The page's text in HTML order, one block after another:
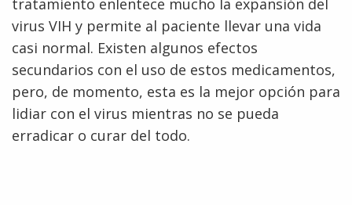
INTRODUCTION TO GENOMICS
EDUCATIONAL RESOURCES
POLICY ISSUES IN GENOMICS
THE HUMAN GENOME PROJECT
FUNDED PROGRAMS & PROJECTS
DIVISION AND PROGRAM DIRECTORS
SCIENTIFIC PROGRAM ANALYSTS
CONTACTS BY RESEARCH AREA
RESEARCH INVESTIGATORS
STAFF CLINICIANS
RESEARCH PROJECTS
INACCESSIBLE
GENOMICS & MEDICINE
FAMILY HEALTH HISTORY
FOR PATIENTS & FAMILIES
FOR HEALTH PROFESSIONALS
JOBS AT NHGRI
TRAINING AT NHGRI
FUNDING FOR RESEARCH TRAINING
PROFESSIONAL DEVELOPMENT PROGRAMS
EVENTS
SOCIAL MEDIA
BROADCAST MEDIA
IMAGE GALLERY
POLICIES AND GUIDANCE
BUDGET
INSTITUTE ADVISORS
STRATEGIC VISION
virus VIH y permite al paciente llevar una vida
casi normal. Existen algunos efectos
secundarios con el uso de estos medicamentos,
pero, de momento, esta es la mejor opción para
lidiar con el virus mientras no se pueda
erradicar o curar del todo.